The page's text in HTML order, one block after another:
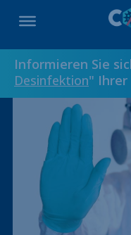
Informieren Sie
Desinfektion" Ihrer